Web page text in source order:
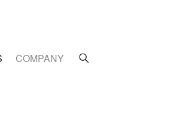
COMPANY